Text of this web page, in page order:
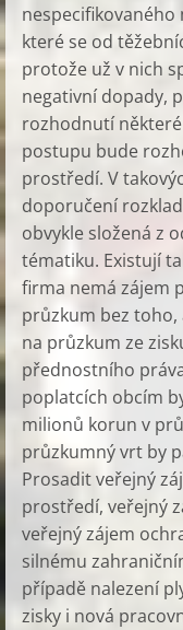
které se od
protože už v nich
negativní dopady,
rozhodnutí
postupu bude
prostředí. V
doporučení
obvykle složená z
tématiku. Existují
firma nemá zájem
průzkum bez toho,
na průzkum ze
přednostního
poplatcích obcím
milionů korun v
průzkumný vrt by
Prosadit veřejný
prostředí, veřejný
veřejný zájem
silnému
případě nalezení
zisky i nová